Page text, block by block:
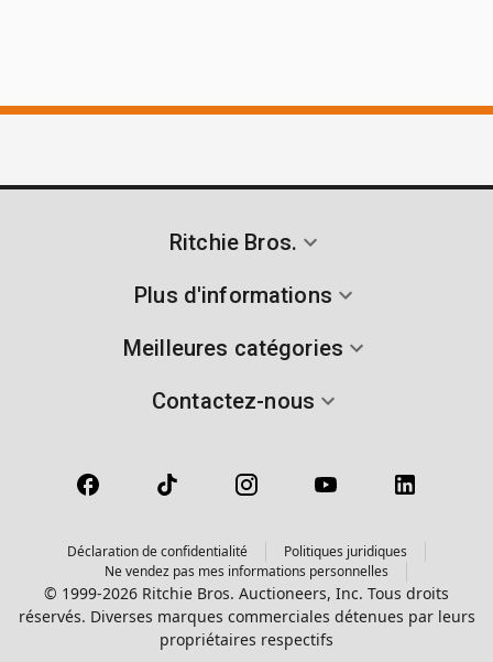
Ritchie Bros.
Plus d'informations
Meilleures catégories
Contactez-nous
Déclaration de confidentialité
Politiques juridiques
Ne vendez pas mes informations personnelles
© 1999-2026 Ritchie Bros. Auctioneers, Inc. Tous droits
réservés. Diverses marques commerciales détenues par leurs
propriétaires respectifs